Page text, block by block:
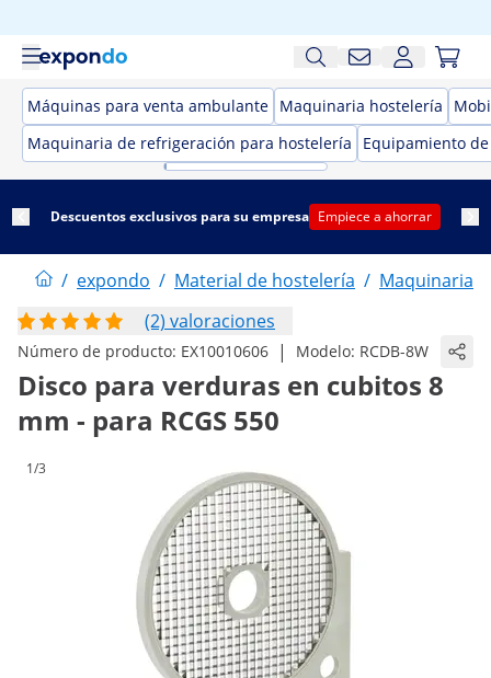
Máquinas para venta ambulante Maquinaria hostelería
Maquinaria de refrigeración para hostelería
Equipamiento
Descuentos exclusivos para su empresa Empiece a ahorrar
/ expondo / Material de hostelería / Maquinaria
(2) valoraciones
Número de producto: EX10010606 | Modelo: RCDB-8W
Disco para verduras en cubitos 8
mm - para RCGS 550
1/3